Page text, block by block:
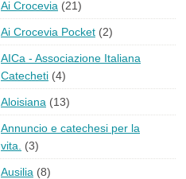
Ai Crocevia (21)
Ai Crocevia Pocket (2)
AICa - Associazione Italiana
Catecheti (4)
Aloisiana (13)
Annuncio e catechesi per la
vita.
(3)
Ausilia (8)